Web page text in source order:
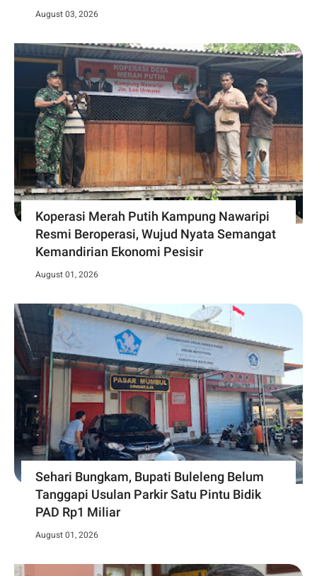
August 03, 2026
Koperasi Merah Putih Kampung Nawaripi
Resmi Beroperasi, Wujud Nyata Semangat
Kemandirian Ekonomi Pesisir
August 01, 2026
Sehari Bungkam, Bupati Buleleng Belum
Tanggapi Usulan Parkir Satu Pintu Bidik
PAD Rp1 Miliar
August 01, 2026